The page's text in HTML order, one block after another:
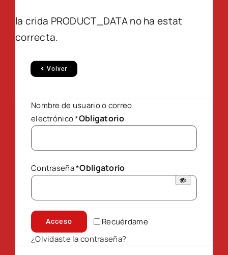
la crida PRODUCT_DATA no ha estat
correcta.
Volver
Nombre de usuario o correo
electrónico*Obligatorio
Contraseña*Obligatorio
Recuérdame
Acceso
¿Olvidaste la contraseña?